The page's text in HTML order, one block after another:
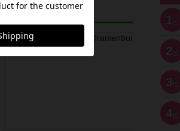
レビュー
1 位
2 位
3 位
4位